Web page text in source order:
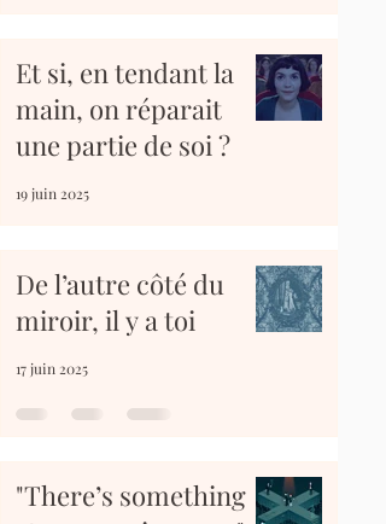
Et si, en tendant la
main, on réparait
une partie de soi ?
19 juin 2025
De l’autre côté du
miroir, il y a toi
17 juin 2025
"There’s something